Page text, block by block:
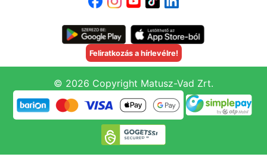
Feliratkozás a hírlevélre!
© 2026 Copyright Matusz-Vad Zrt.